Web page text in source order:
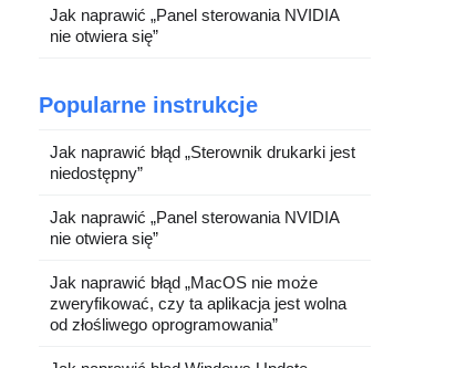
Jak naprawić „Panel sterowania NVIDIA
nie otwiera się”
Popularne instrukcje
Jak naprawić błąd „Sterownik drukarki jest
niedostępny”
Jak naprawić „Panel sterowania NVIDIA
nie otwiera się”
Jak naprawić błąd „MacOS nie może
zweryfikować, czy ta aplikacja jest wolna
od złośliwego oprogramowania”